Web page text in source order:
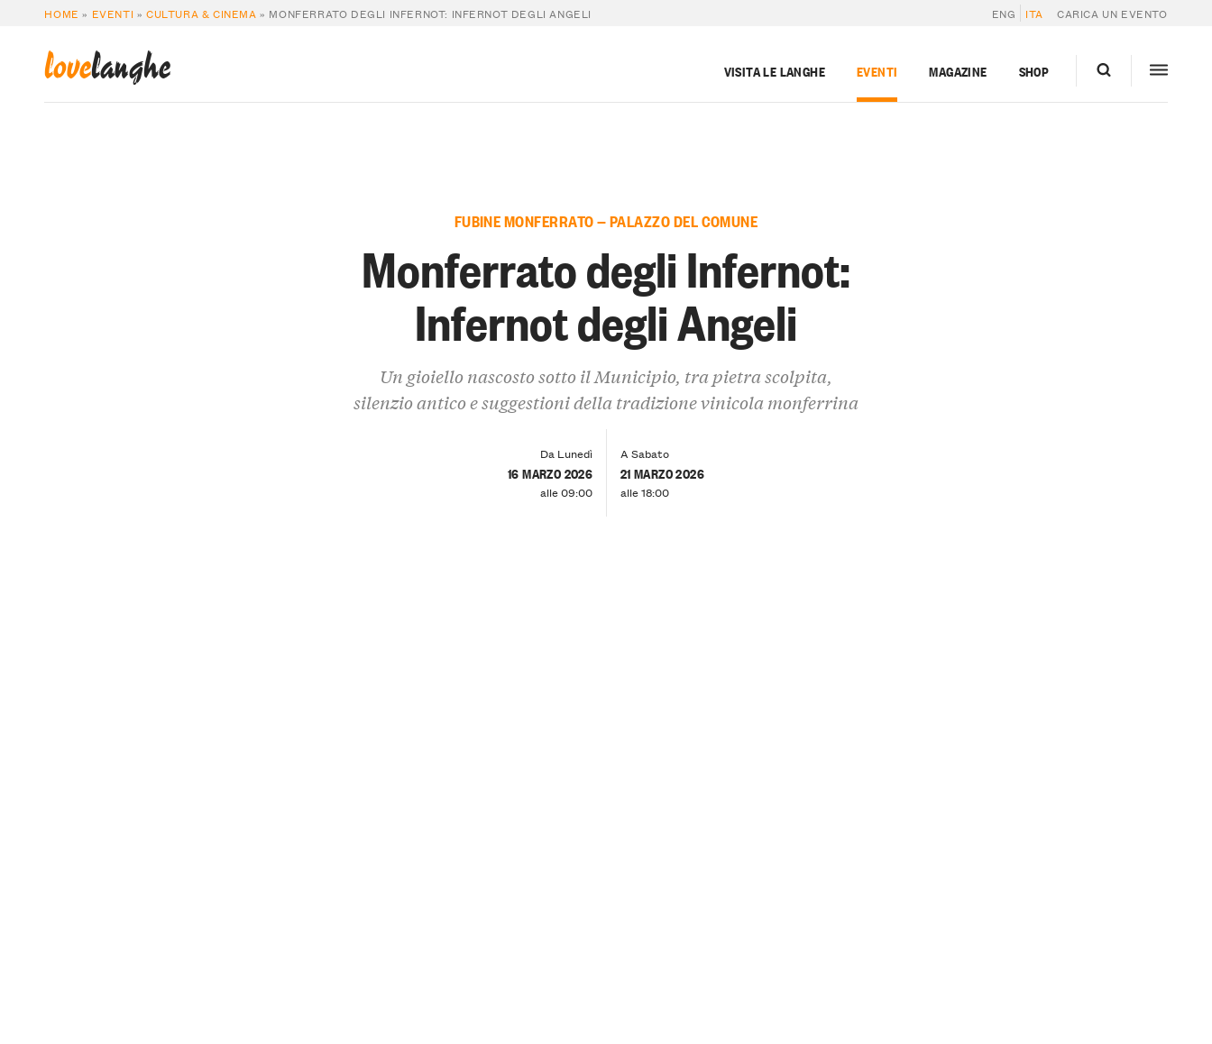
HOME » EVENTI »CULTURA & CINEMA » MONFERRATO DEGLI INFERNOT: INFERNOT DEGLI ANGELI ENG ITA CARICA UN EVENTO
lovelanghe VISITA LE LANGHE EVENTI MAGAZINE SHOP
FUBINE MONFERRATO — PALAZZO DEL COMUNE
Monferrato degli Infernot:
Infernot degli Angeli
Un gioiello nascosto sotto il Municipio, tra pietra scolpita,
silenzio antico e suggestioni della tradizione vinicola monferrina
Da Lunedì
16 MARZO 2026
alle 09:00
A Sabato
21 MARZO 2026
alle 18:00